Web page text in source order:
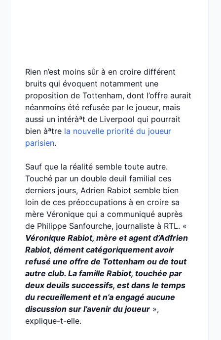
Rien n’est moins sûr à en croire différent
bruits qui évoquent notamment une
proposition de Tottenham, dont l’offre aurait
néanmoins été refusée par le joueur, mais
aussi un intéràªt de Liverpool qui pourrait
bien àªtre la nouvelle priorité du joueur
parisien.
Sauf que la réalité semble toute autre.
Touché par un double deuil familial ces
derniers jours, Adrien Rabiot semble bien
loin de ces préoccupations à en croire sa
mère Véronique qui a communiqué auprès
de Philippe Sanfourche, journaliste à RTL. «
Véronique Rabiot, mère et agent d’Adfrien
Rabiot, dément catégoriquement avoir
refusé une offre de Tottenham ou de tout
autre club. La famille Rabiot, touchée par
deux deuils successifs, est dans le temps
du recueillement et n’a engagé aucune
discussion sur l’avenir du joueur »,
explique-t-elle.